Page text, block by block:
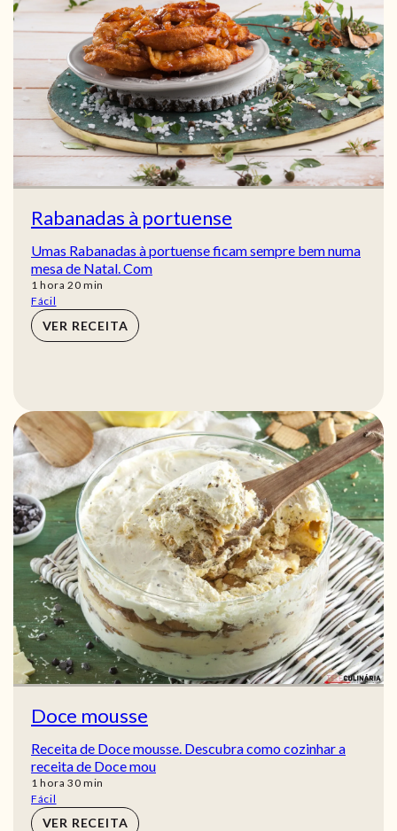
Rabanadas à portuense
Umas Rabanadas à portuense ficam sempre bem numa
mesa de Natal. Com
1 hora
hora 20min
min
Fácil
VER RECEITA
Doce mousse
Receita de Doce mousse. Descubra como cozinhar a
receita de Doce mou
1 hora
hora 30min
min
Fácil
VER RECEITA